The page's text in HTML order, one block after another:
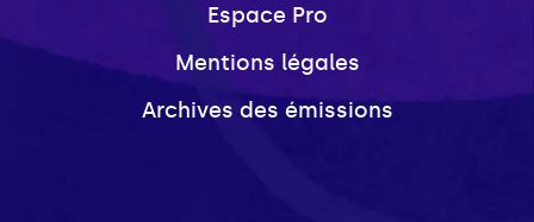
Espace Pro
Mentions légales
Archives des émissions